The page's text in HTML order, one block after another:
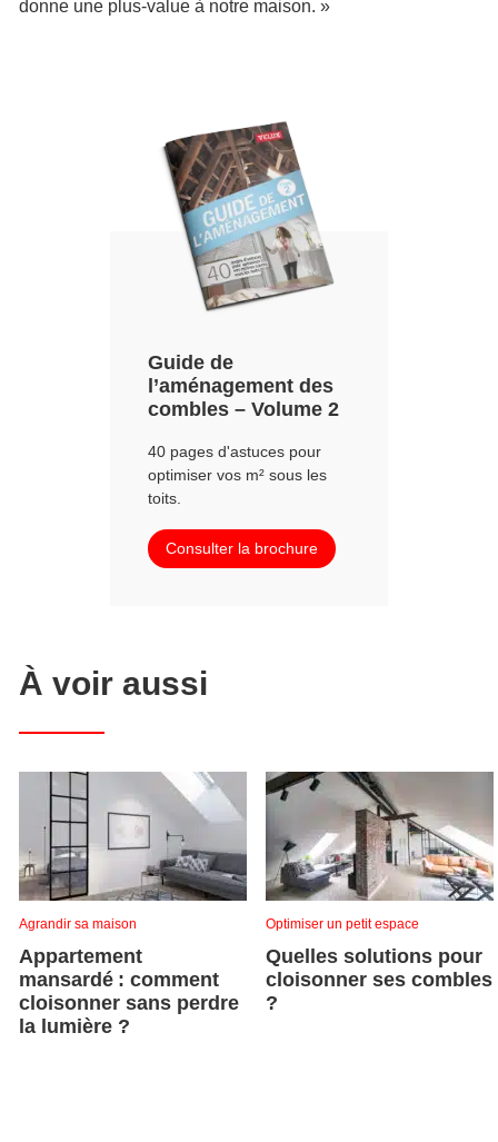
donne une plus-value à notre maison. »
Guide de
l’aménagement des
combles – Volume 2
40 pages d'astuces pour
optimiser vos m² sous les
toits.
Consulter la brochure
À voir aussi
Agrandir sa maison
Appartement
mansardé : comment
cloisonner sans perdre
la lumière ?
Optimiser un petit espace
Quelles solutions pour
cloisonner ses combles
?